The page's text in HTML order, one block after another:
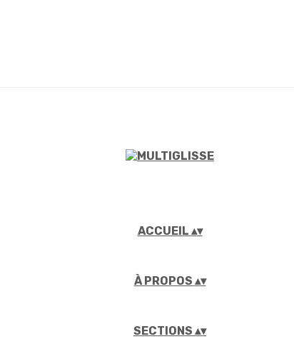
ACCUEIL ▴▾
À PROPOS ▴▾
SECTIONS ▴▾